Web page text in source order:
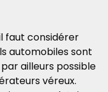
faut considérer
automobiles sont
ailleurs possible
véreux.